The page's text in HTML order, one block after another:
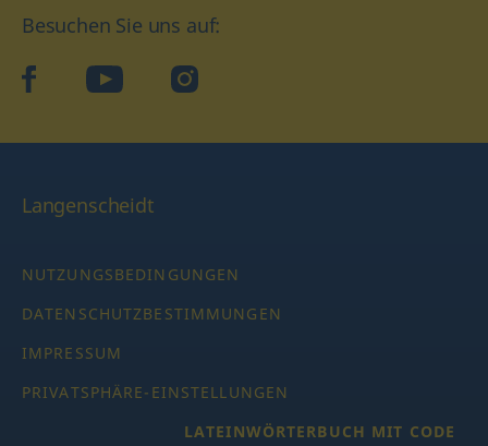
Besuchen Sie uns auf:
facebookYouTube Instagram
Langenscheidt
NUTZUNGSBEDINGUNGEN
DATENSCHUTZBESTIMMUNGEN
IMPRESSUM
PRIVATSPHÄRE-EINSTELLUNGEN
LATEINWÖRTERBUCH MIT CODE